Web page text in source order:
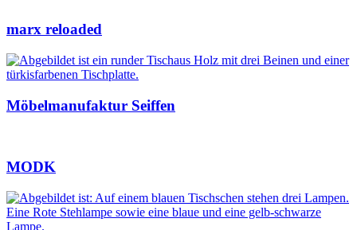
marx reloaded
Möbelmanufaktur Seiffen
MODK